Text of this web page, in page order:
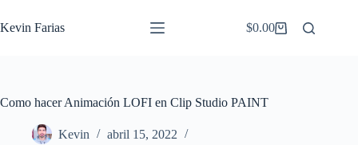
al
contenido
Kevin Farias
Carro
$0.00
Como hacer Animación LOFI en Clip Studio PAINT
Kevin
abril 15, 2022